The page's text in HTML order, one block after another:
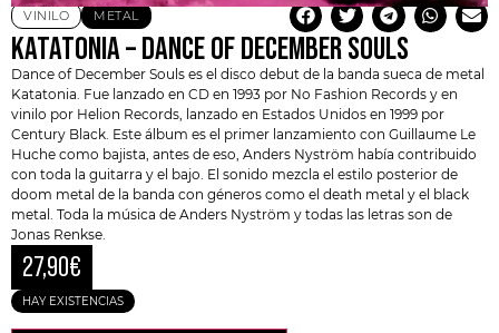
VINILO METAL
KATATONIA – DANCE OF DECEMBER SOULS
Dance of December Souls es el disco debut de la banda sueca de metal
Katatonia . Fue lanzado en CD en 1993 por No Fashion Records y en
vinilo por Helion Records, lanzado en Estados Unidos en 1999 por
Century Black. Este álbum es el primer lanzamiento con Guillaume Le
Huche como bajista, antes de eso, Anders Nyström había contribuido
con toda la guitarra y el bajo. El sonido mezcla el estilo posterior de
doom metal de la banda con géneros como el death metal y el black
metal. Toda la música de Anders Nyström y todas las letras son de
Jonas Renkse.
27,90€
HAY EXISTENCIAS